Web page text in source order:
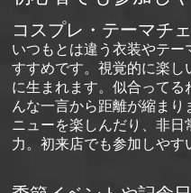
コスプレ・テーマチ
いつもとは違う衣装やテ
すすめです。視覚的に楽し
に生まれます。似合って
んな一言から距離が縮まり
ニューを楽しんだり、非
力。初来店でも参加しやす